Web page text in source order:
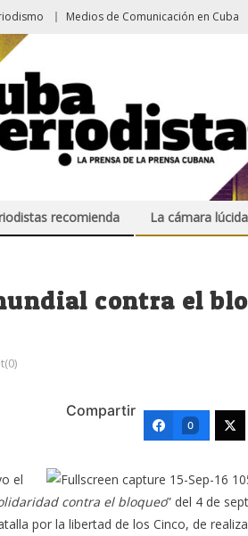
Medios de Comunicación en Cuba
recomienda La cámara lúcida
contra el
Compartir
0
el
contra el bloqueo” del 4 de
por la libertad de los Cinco, de